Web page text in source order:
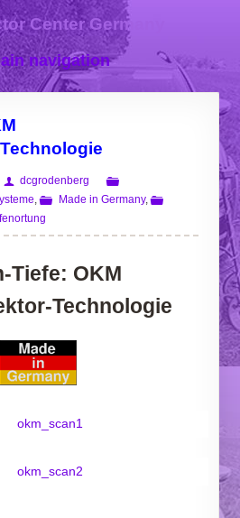
Center Germany
navigation
dcgrodenberg
, Made in Germany,
Tiefe: OKM
Technologie